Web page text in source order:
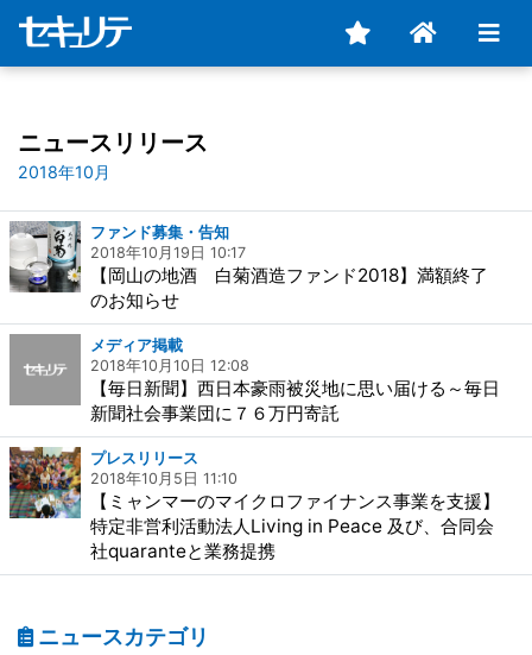
ニュースリリース
2018年10月
ファンド募集・告知
2018年10月19日 10:17
【岡山の地酒 白菊酒造ファンド2018】満額終了
のお知らせ
メディア掲載
2018年10月10日 12:08
【毎日新聞】西日本豪雨被災地に思い届ける～毎日
新聞社会事業団に７６万円寄託
プレスリリース
2018年10月5日 11:10
【ミャンマーのマイクロファイナンス事業を支援】
特定非営利活動法人Living in Peace 及び、合同会
社quaranteと業務提携
ニュースカテゴリ